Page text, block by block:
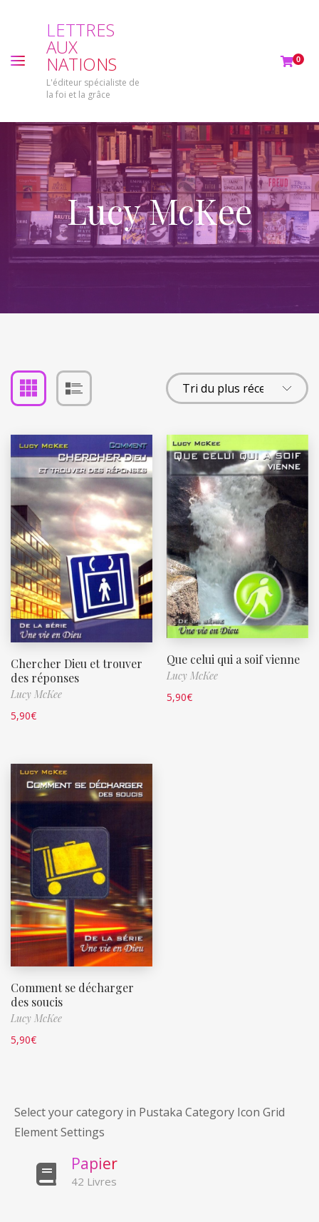
LETTRES
AUX
NATIONS
L'éditeur spécialiste de
la foi et la grâce
0
Lucy McKee
Chercher Dieu et trouver
des réponses
Lucy McKee
5,90€
Que celui qui a soif vienne
Lucy McKee
5,90€
Comment se décharger
des soucis
Lucy McKee
5,90€
Select your category in Pustaka Category Icon Grid
Element Settings
Papier
42 Livres